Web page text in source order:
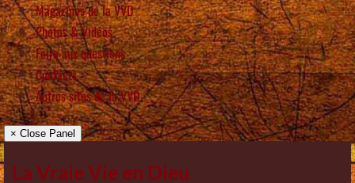
Magazines de la VVD
Photos & Vidéos
Foire aux questions
Contacts
Autres sites de la VVD
× Close Panel
La Vraie Vie en Dieu